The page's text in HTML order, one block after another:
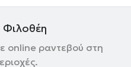
online ραντεβού στη